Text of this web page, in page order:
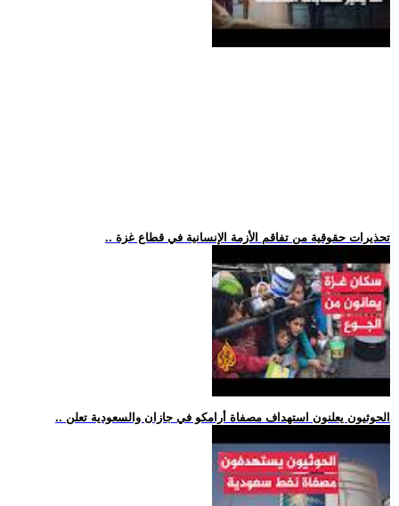
.. تحذيرات حقوقية من تفاقم الأزمة الإنسانية في قطاع غزة
.. الحوثيون يعلنون استهداف مصفاة أرامكو في جازان والسعودية تعلن